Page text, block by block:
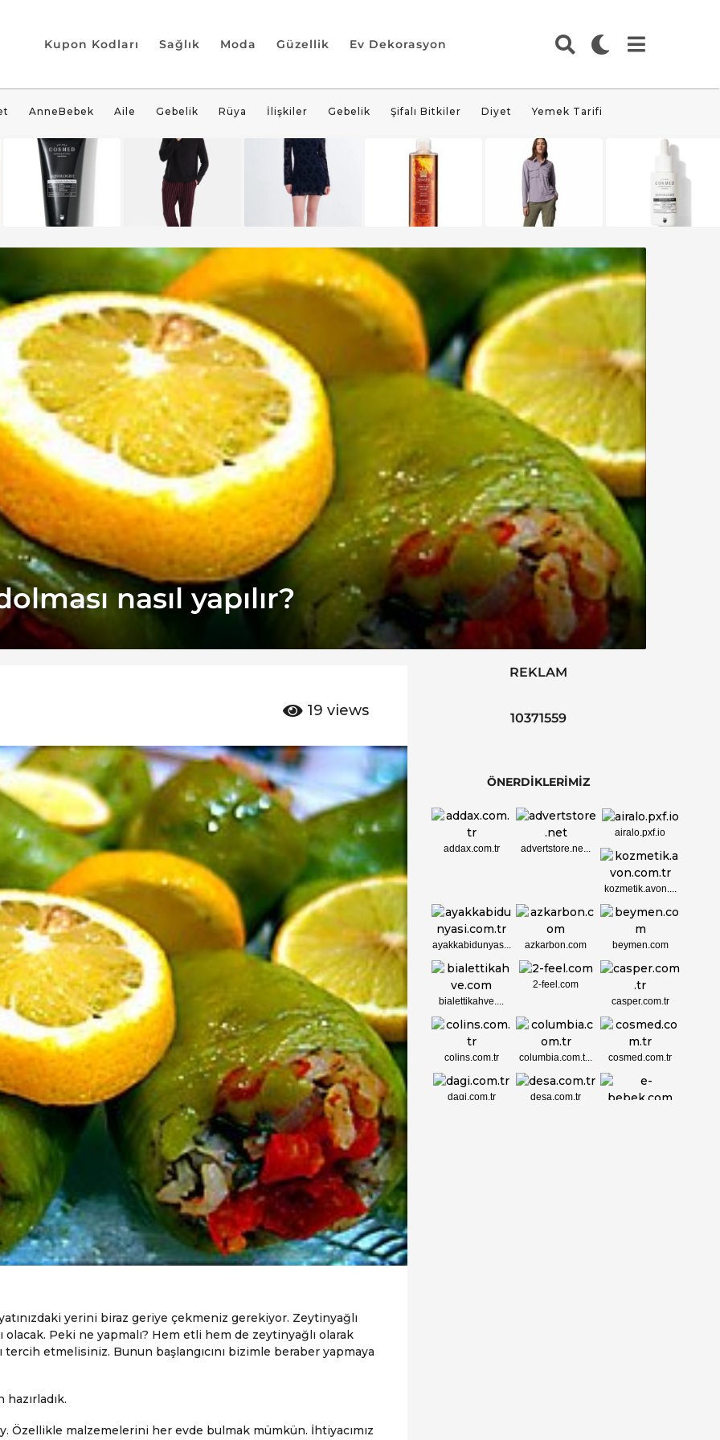
Kupon Kodları Sağlık Moda Güzellik Ev Dekorasyon
AnneBebek Aile Gebelik Rüya İlişkiler Gebelik Şifalı Bitkiler Diyet Yemek Tarifi
nasıl yapılır?
19 views
yerini biraz geriye çekmeniz gerekiyor. Zeytinyağlı
Peki ne yapmalı? Hem etli hem de zeytinyağlı olarak
etmelisiniz. Bunun başlangıcını bizimle beraber yapmaya
Özellikle malzemelerini her evde bulmak mümkün. İhtiyacımız
REKLAM
10371559
ÖNERDİKLERİMİZ
addax.com.tr advertstore.ne...
airalo.pxf.io
kozmetik.avon....
ayakkabidunyas... azkarbon.com beymen.com
bialettikahve....
2-feel.com
casper.com.tr
colins.com.tr columbia.com.t... cosmed.com.tr
dagi.com.tr
desa.com.tr